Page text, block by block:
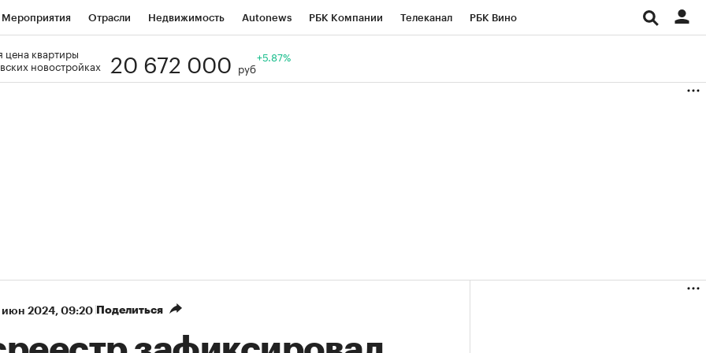
Мероприятия Отрасли Недвижимость Autonews РБК Компании Телеканал РБК Вино
Визионеры
цена квартиры
новостройках
20 672 000 руб
+5.87%
июн 2024, 09:20 Поделиться